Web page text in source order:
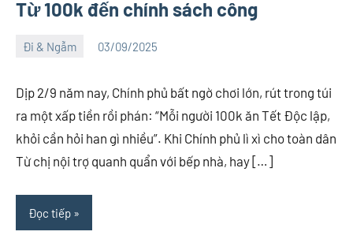
Từ 100k đến chính sách công
Đi & Ngẫm 03/09/2025
Dịp 2/9 năm nay, Chính phủ bất ngờ chơi lớn, rút trong túi
ra một xấp tiền rồi phán: “Mỗi người 100k ăn Tết Độc lập,
khỏi cần hỏi han gì nhiều”. Khi Chính phủ lì xì cho toàn dân
Từ chị nội trợ quanh quẩn với bếp nhà, hay […]
Đọc tiếp